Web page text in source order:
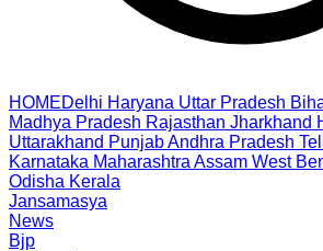
HOMEDelhi Haryana Uttar Pradesh
Madhya Pradesh Rajasthan Jharkhand
Uttarakhand PunjabAndhra Pradesh
Karnataka Maharashtra Assam West
Odisha Kerala
Jansamasya
News
Bjp